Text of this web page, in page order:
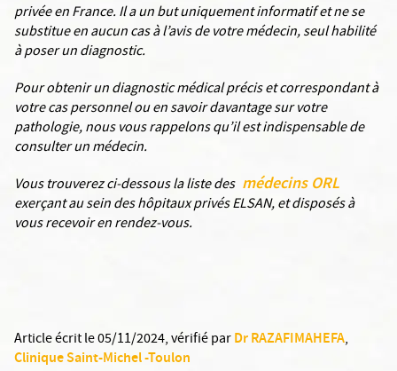
privée en France. Il a un but uniquement informatif et ne se
substitue en aucun cas à l’avis de votre médecin, seul habilité
à poser un diagnostic.
Pour obtenir un diagnostic médical précis et correspondant à
votre cas personnel ou en savoir davantage sur votre
pathologie, nous vous rappelons qu’il est indispensable de
consulter un médecin.
Vous trouverez ci-dessous la liste des médecins ORL
exerçant au sein des hôpitaux privés ELSAN, et disposés à
vous recevoir en rendez-vous.
Article écrit le 05/11/2024, vérifié parDr RAZAFIMAHEFA,
Clinique Saint-Michel -Toulon